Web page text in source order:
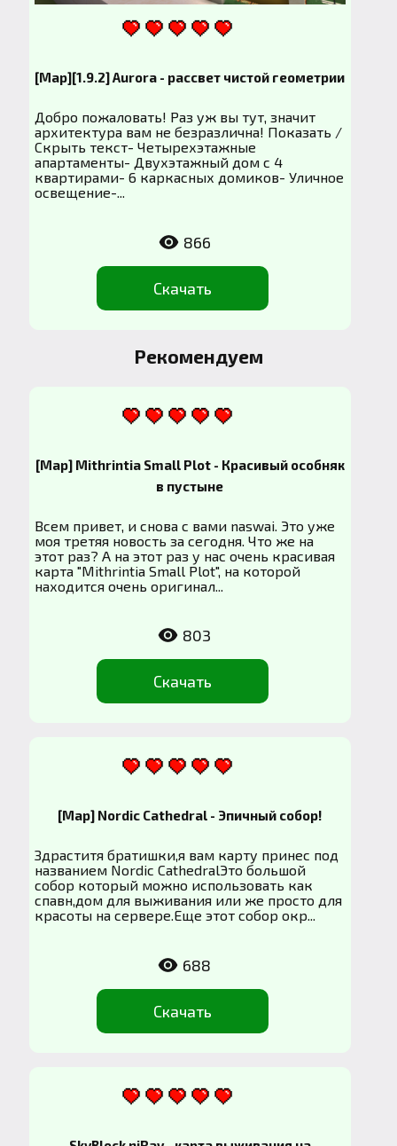
[Map][1.9.2] Aurora - рассвет чистой геометрии
Добро пожаловать! Раз уж вы тут, значит
архитектура вам не безразлична! Показать /
Скрыть текст- Четырехэтажные
апартаменты- Двухэтажный дом с 4
квартирами- 6 каркасных домиков- Уличное
освещение-...
Скачать
866
Рекомендуем
[Map] Mithrintia Small Plot - Красивый особняк
в пустыне
Всем привет, и снова с вами naswai. Это уже
моя третяя новость за сегодня. Что же на
этот раз? А на этот раз у нас очень красивая
карта "Mithrintia Small Plot", на которой
находится очень оригинал...
Скачать
803
[Map] Nordic Cathedral - Эпичный cобор!
Здраститя братишки,я вам карту принес под
названием Nordic CathedralЭто большой
собор который можно использовать как
спавн,дом для выживания или же просто для
красоты на сервере.Еще этот собор окр...
Скачать
688